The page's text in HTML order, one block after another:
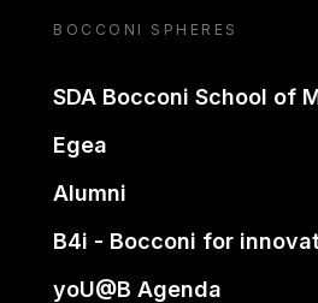
BOCCONI SPHERES
SDA Bocconi School of
Egea
Alumni
B4i - Bocconi for
yoU@B Agenda